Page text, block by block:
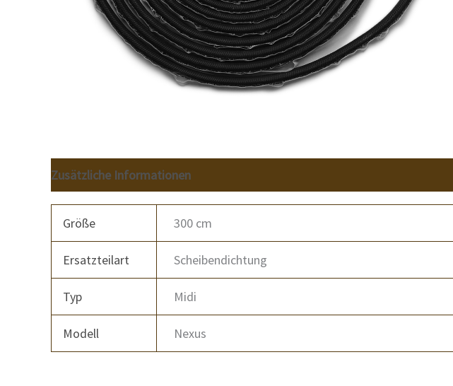
Zusätzliche Informationen
Größe 300 cm
Ersatzteilart Scheibendichtung
Typ Midi
Modell Nexus